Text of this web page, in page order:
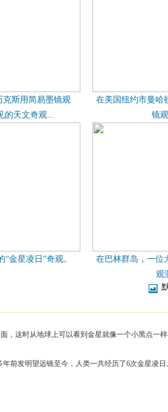
克斯用简易墨镜观
的天文奇观...
在美国纽约市曼哈
镜
金星凌日”奇观。
在巴林群岛，一位
观
这时从地球上可以看到金星就像一个小黑点一
前发明望远镜至今，人类一共经历了6次金星凌